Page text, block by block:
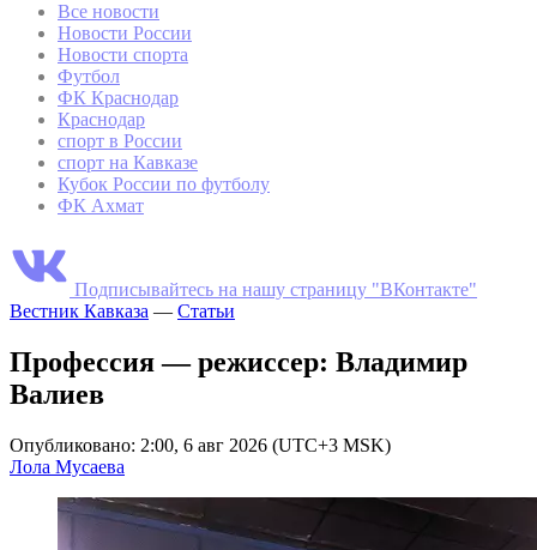
Все новости
Новости России
Новости спорта
Футбол
ФК Краснодар
Краснодар
спорт в России
спорт на Кавказе
Кубок России по футболу
ФК Ахмат
Подписывайтесь на нашу страницу "ВКонтакте"
Вестник Кавказа — Статьи
Профессия — режиссер: Владимир
Валиев
Опубликовано: 2:00, 6 авг 2026 (UTC+3 MSK)
Лола Мусаева